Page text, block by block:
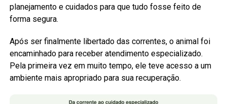
planejamento e cuidados para que tudo fosse feito de
forma segura.
Após ser finalmente libertado das correntes, o animal foi
encaminhado para receber atendimento especializado.
Pela primeira vez em muito tempo, ele teve acesso a um
ambiente mais apropriado para sua recuperação.